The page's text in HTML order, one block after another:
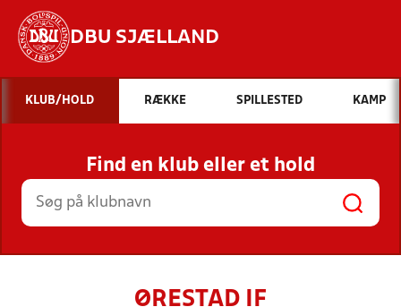
DBU SJÆLLAND
Hvad vil du søge efter?
INDHOLD OG NYHEDER
STILLINGER, RESULTATER, KLUBBER OG
HOLD
KLUB/HOLD RÆKKE SPILLESTED KAMP
Find en klub eller et hold
ØRESTAD IF